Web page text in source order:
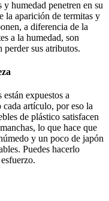
humedad penetren en su
la aparición de termitas y
a diferencia de la
a la humedad, son
perder sus atributos.
expuestos a
cada artículo, por eso la
de plástico satisfacen
lo que hace que
y un poco de japón
Puedes hacerlo